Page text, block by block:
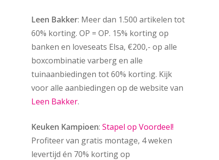
Leen Bakker: Meer dan 1.500 artikelen tot
60% korting. OP = OP. 15% korting op
banken en loveseats Elsa, €200,- op alle
boxcombinatie varberg en alle
tuinaanbiedingen tot 60% korting. Kijk
voor alle aanbiedingen op de website van
Leen Bakker.
Keuken Kampioen:Stapel op Voordeel!
Profiteer van gratis montage, 4 weken
levertijd én 70% korting op